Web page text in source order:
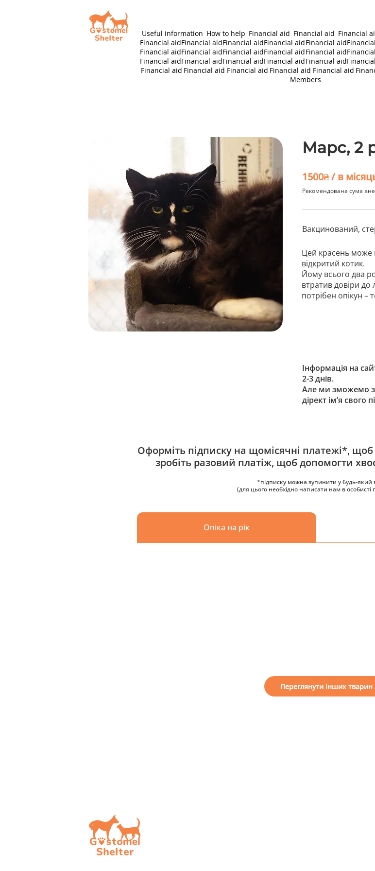
Useful information How to help Financial aid Financial aid Financial
Financial aidFinancial aidFinancial aidFinancial aidFinancial aid
Financial aidFinancial aidFinancial aidFinancial aidFinancial aid
Financial aidFinancial aidFinancial aidFinancial aidFinancial aid
Financial aid Financial aid Financial aid Financial aid Financial aid
Members
Марс, 2
1500₴ / в
Рекомендована сума
Вакцинований,
Інформація на
2-3 днів.
Але ми зможемо
дірект ім’я свого
Цей красень може
відкритий котик.
Йому всього два
втратив довіри
потрібен опікун –
Оформіть підписку на щомісячні платежі*, щоб
зробіть разовий платіж, щоб допомогти
*підписку можна зупинити у будь-який
(для цього необхідно написати нам в особисті
Опіка на рік
Переглянути інших тварин